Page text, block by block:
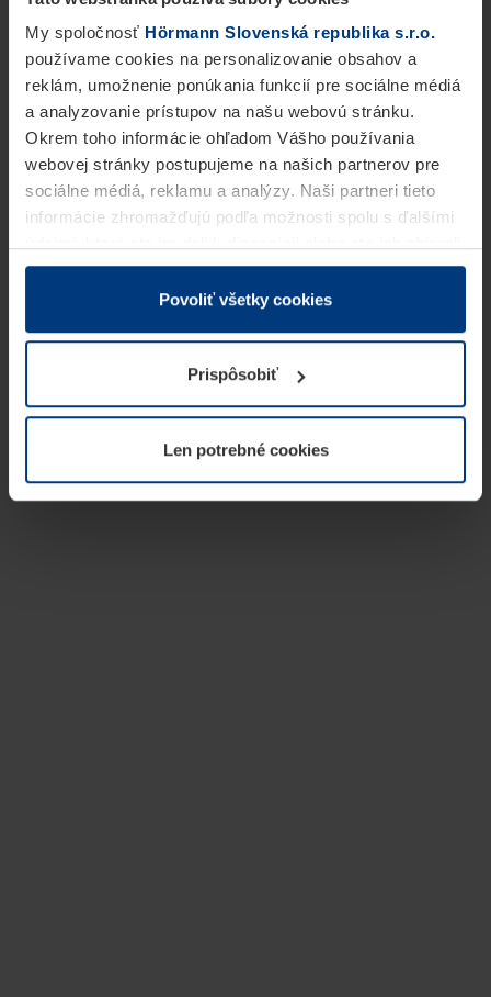
My spoločnosť Hörmann Slovenská republika s.r.o.
používame cookies na personalizovanie obsahov a
reklám, umožnenie ponúkania funkcií pre sociálne médiá
a analyzovanie prístupov na našu webovú stránku.
Okrem toho informácie ohľadom Vášho používania
webovej stránky postupujeme na našich partnerov pre
sociálne médiá, reklamu a analýzy. Naši partneri tieto
informácie zhromažďujú podľa možnosti spolu s ďalšími
v rámci Vášho využívania služieb.
Z právneho hľadiska môžeme cookies ukladať na Vašom
prevádzku tejto stránky. Pre všetky ostatné typy cookie
potrebujeme Vaše povolenie. Vaše povolenie môžete
kedykoľvek zmeniť alebo odvolať vo vysvetlení cookie
našej webovej stránky.
Povoliť všetky cookies
Prispôsobiť
Len potrebné cookies